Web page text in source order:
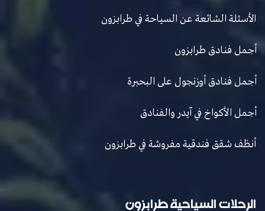
الأسئلة الشائعة عن السياحة في طرابزون
أجمل فنادق طرابزون
أجمل فنادق أوزنجول على البحبرة
أجمل الأكواخ في آيدر والفنادق
أنظف شقق فندقية مفروشة في طرابزون
الرحلات السياحية طرابزون